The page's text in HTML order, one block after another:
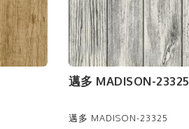
邁多 MADISON-23325
邁多 MADISON-23325